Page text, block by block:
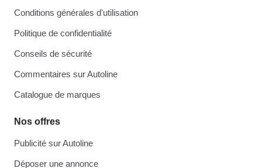
Conditions générales d'utilisation
Politique de confidentialité
Conseils de sécurité
Commentaires sur Autoline
Catalogue de marques
Nos offres
Publicité sur Autoline
Déposer une annonce